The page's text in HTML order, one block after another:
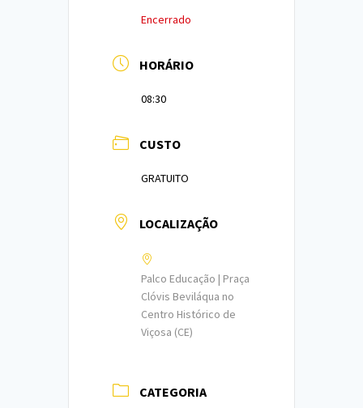
Encerrado
HORÁRIO
08:30
CUSTO
GRATUITO
LOCALIZAÇÃO
Palco Educação | Praça
Clóvis Beviláqua no
Centro Histórico de
Viçosa (CE)
CATEGORIA